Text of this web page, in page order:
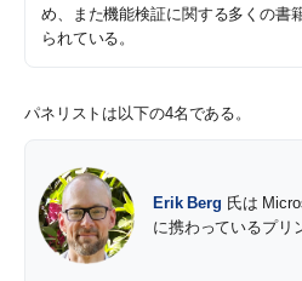
め、また機能検証に関する多くの書
られている。
パネリストは以下の4名である。
Erik Berg 氏は
に携わっているプリ